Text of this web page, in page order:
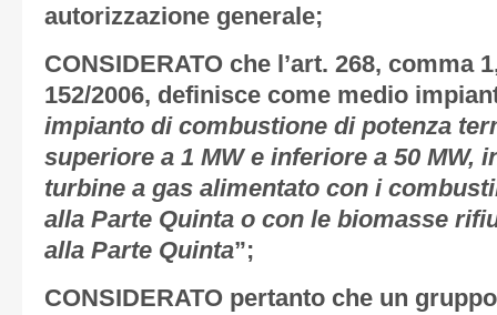
autorizzazione generale;
CONSIDERATO che l’art. 268, comma
152/2006, definisce come medio
impianto di combustione di potenza
superiore a 1 MW e inferiore a 50 MW,
turbine a gas alimentato con i
alla Parte Quinta o con le biomasse
alla Parte Quinta”;
CONSIDERATO pertanto che un